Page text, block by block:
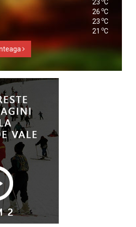
23 C
26 oC
23 oC
21 oC